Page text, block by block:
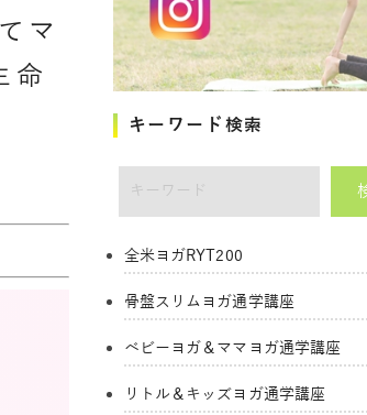
マ
命
キーワード検索
全米ヨガRYT200
骨盤スリムヨガ通学講座
ベビーヨガ＆ママヨガ通学講座
リトル＆キッズヨガ通学講座